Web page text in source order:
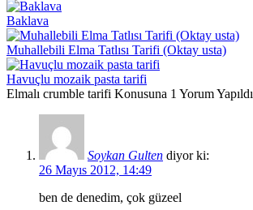
Baklava
Muhallebili Elma Tatlısı Tarifi (Oktay usta)
Havuçlu mozaik pasta tarifi
Elmalı crumble tarifi Konusuna 1 Yorum Yapıldı
Soykan Gulten diyor ki:
26 Mayıs 2012, 14:49
ben de denedim, çok güzeel